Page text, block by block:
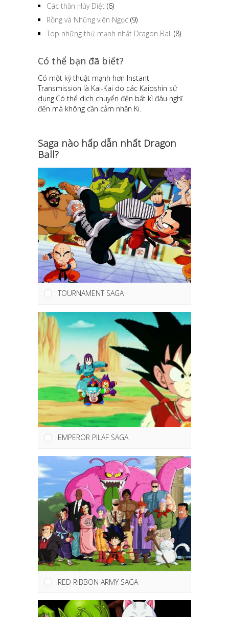
Các thần Hủy Diệt (6)
Rồng và Những viên Ngọc (9)
Top những thứ mạnh nhất Dragon Ball (8)
Có thể bạn đã biết?
Có một kỹ thuật mạnh hơn Instant
Transmission là Kai-Kai do các Kaioshin sử
dụng.Có thể dịch chuyển đến bất kì đâu nghĩ
đến mà không cần cảm nhận Ki.
Saga nào hấp dẫn nhất Dragon
Ball?
TOURNAMENT SAGA
EMPEROR PILAF SAGA
RED RIBBON ARMY SAGA